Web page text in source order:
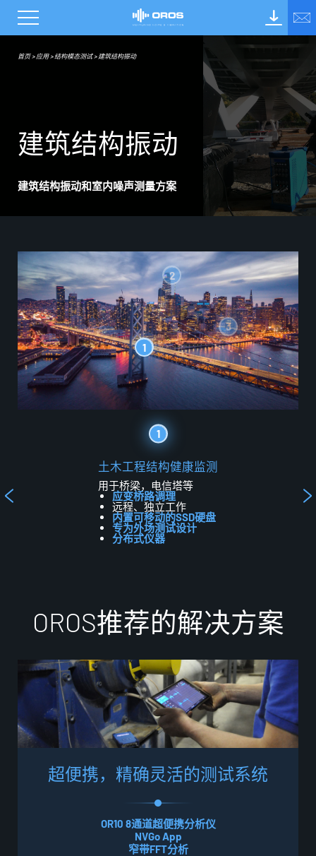
首页>应用>结构模态测试>建筑结构振动
建筑结构振动
建筑结构振动和室内噪声测量方案
1
2
3
1
土木工程结构健康监测
用于桥梁，电信塔等
应变桥路调理
远程、独立工作
内置可移动的SSD硬盘
专为外场测试设计
分布式仪器
OROS推荐的解决方案
超便携， 精确灵活的测 试系统
OR10 8通道超便携分析仪
NVGo App
窄带FFT分析